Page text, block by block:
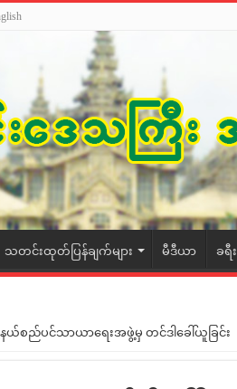
သတင်းထုတ်ပြန်ချက်များ မီဒီယာ ခရီ
ယ်စည်ပင်သာယာရေးအဖွဲ့မှ တင်ဒါခေါ်ယူခြင်း